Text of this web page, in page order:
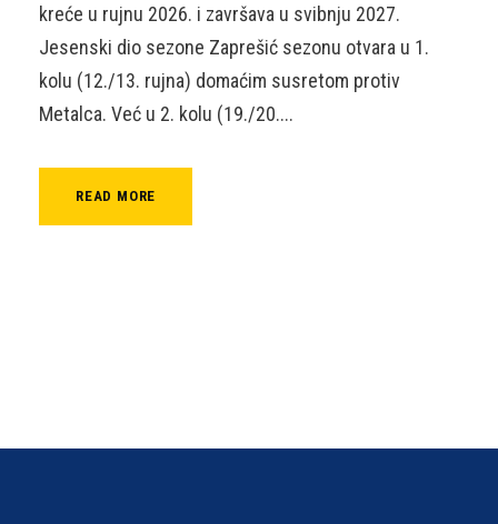
kreće u rujnu 2026. i završava u svibnju 2027.
Jesenski dio sezone Zaprešić sezonu otvara u 1.
kolu (12./13. rujna) domaćim susretom protiv
Metalca. Već u 2. kolu (19./20....
READ MORE